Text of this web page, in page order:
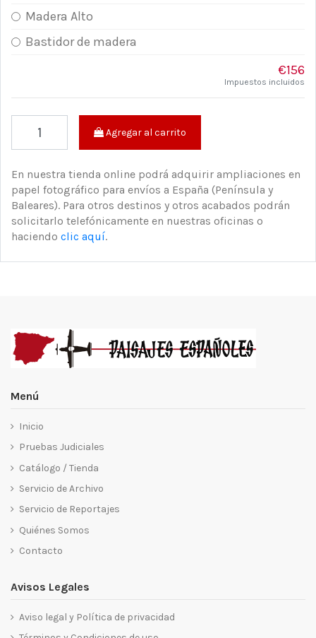
Madera Alto
Bastidor de madera
€156
Impuestos incluidos
Agregar al carrito
En nuestra tienda online podrá adquirir ampliaciones en
papel fotográfico para envíos a España (Península y
Baleares). Para otros destinos y otros acabados podrán
solicitarlo telefónicamente en nuestras oficinas o
haciendo clic aquí.
Menú
Inicio
Pruebas Judiciales
Catálogo / Tienda
Servicio de Archivo
Servicio de Reportajes
Quiénes Somos
Contacto
Avisos Legales
Aviso legal y Política de privacidad